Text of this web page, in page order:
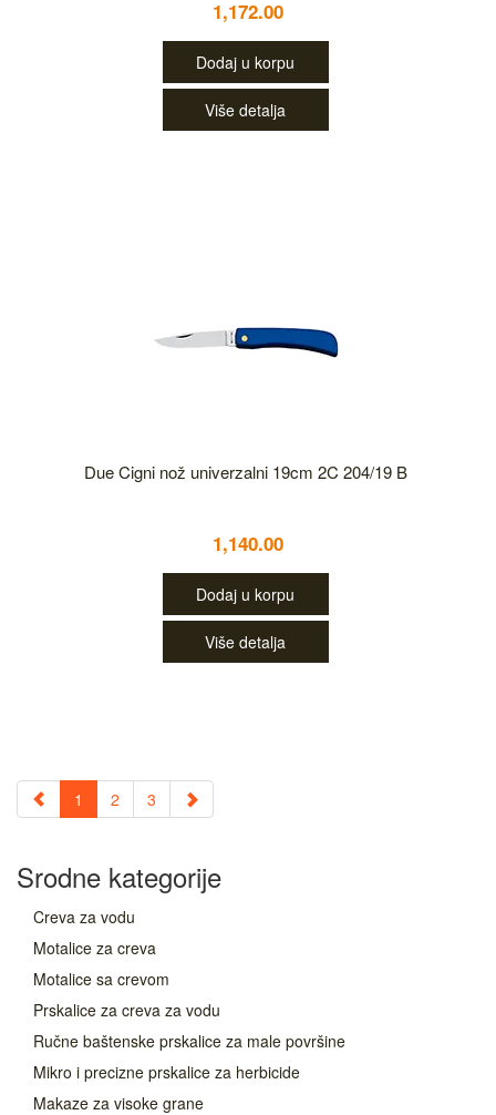
1,172.00
Dodaj u korpu
Više detalja
Due Cigni nož univerzalni 19cm 2C 204/19 B
1,140.00
Dodaj u korpu
Više detalja
1 2 3
Srodne kategorije
Creva za vodu
Motalice za creva
Motalice sa crevom
Prskalice za creva za vodu
Ručne baštenske prskalice za male površine
Mikro i precizne prskalice za herbicide
Makaze za visoke grane